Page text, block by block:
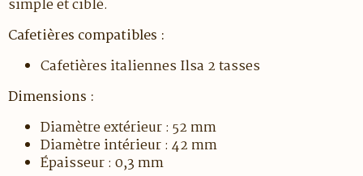
simple et ciblé.
Cafetières compatibles :
Cafetières italiennes Ilsa 2 tasses
Dimensions :
Diamètre extérieur : 52 mm
Diamètre intérieur : 42 mm
Épaisseur : 0,3 mm